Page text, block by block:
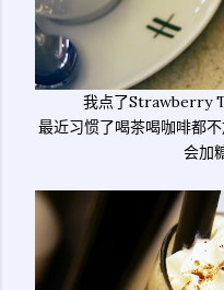
我点了Strawberry
最近习惯了喝茶喝咖啡都
会加